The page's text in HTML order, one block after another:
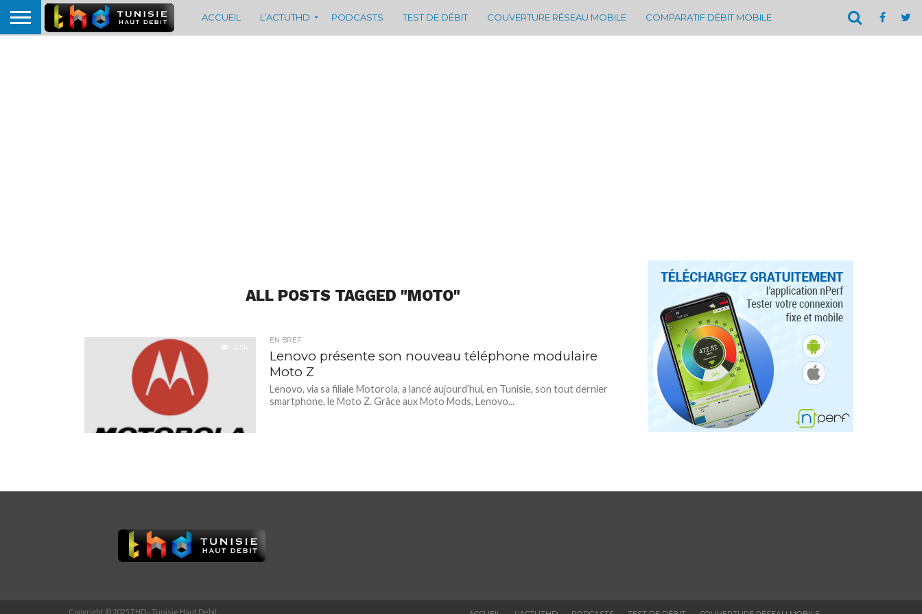
ACCUEIL L’ACTUTHD PODCASTS TEST DE DÉBIT COUVERTURE RÉSEAU MOBILE COMPARATIF DÉBIT MOBILE
ALL POSTS TAGGED "MOTO"
2.5K
EN BREF
Lenovo présente son nouveau téléphone modulaire
Moto Z
Lenovo, via sa filiale Motorola, a lancé aujourd’hui, en Tunisie, son tout dernier
smartphone, le Moto Z. Grâce aux Moto Mods, Lenovo...
Copyright © 2025 THD - Tunisie Haut Debit.